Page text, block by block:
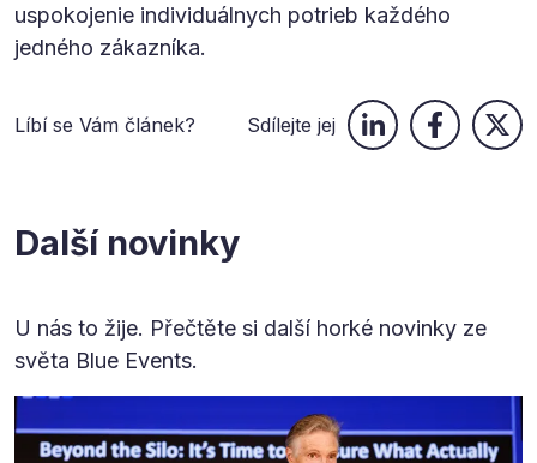
uspokojenie individuálnych potrieb každého
jedného zákazníka.
Líbí se Vám článek? Sdílejte jej
Další novinky
U nás to žije. Přečtěte si další horké novinky ze
světa Blue Events.